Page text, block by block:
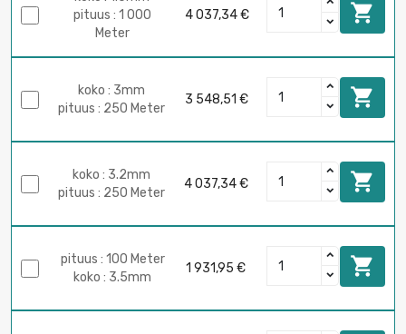
pituus : 1 000
Meter
4 037,34 € 
koko : 3mm
pituus : 250 Meter
3 548,51 € 
koko : 3.2mm
pituus : 250 Meter
4 037,34 € 
pituus : 100 Meter
koko : 3.5mm
1 931,95 € 